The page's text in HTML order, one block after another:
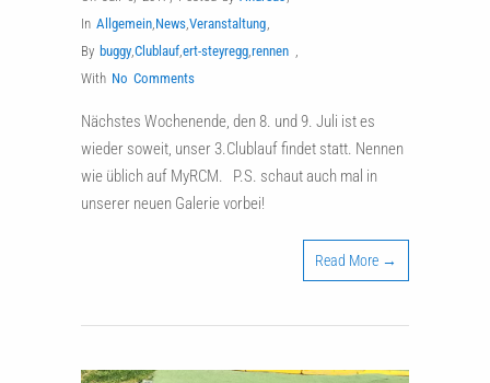
In Allgemein News Veranstaltung
By buggy Clublauf ert-steyregg rennen
With No Comments
Nächstes Wochenende, den 8. und 9. Juli ist es
wieder soweit, unser 3.Clublauf findet statt. Nennen
wie üblich auf MyRCM. P.S. schaut auch mal in
unserer neuen Galerie vorbei!
Read More →